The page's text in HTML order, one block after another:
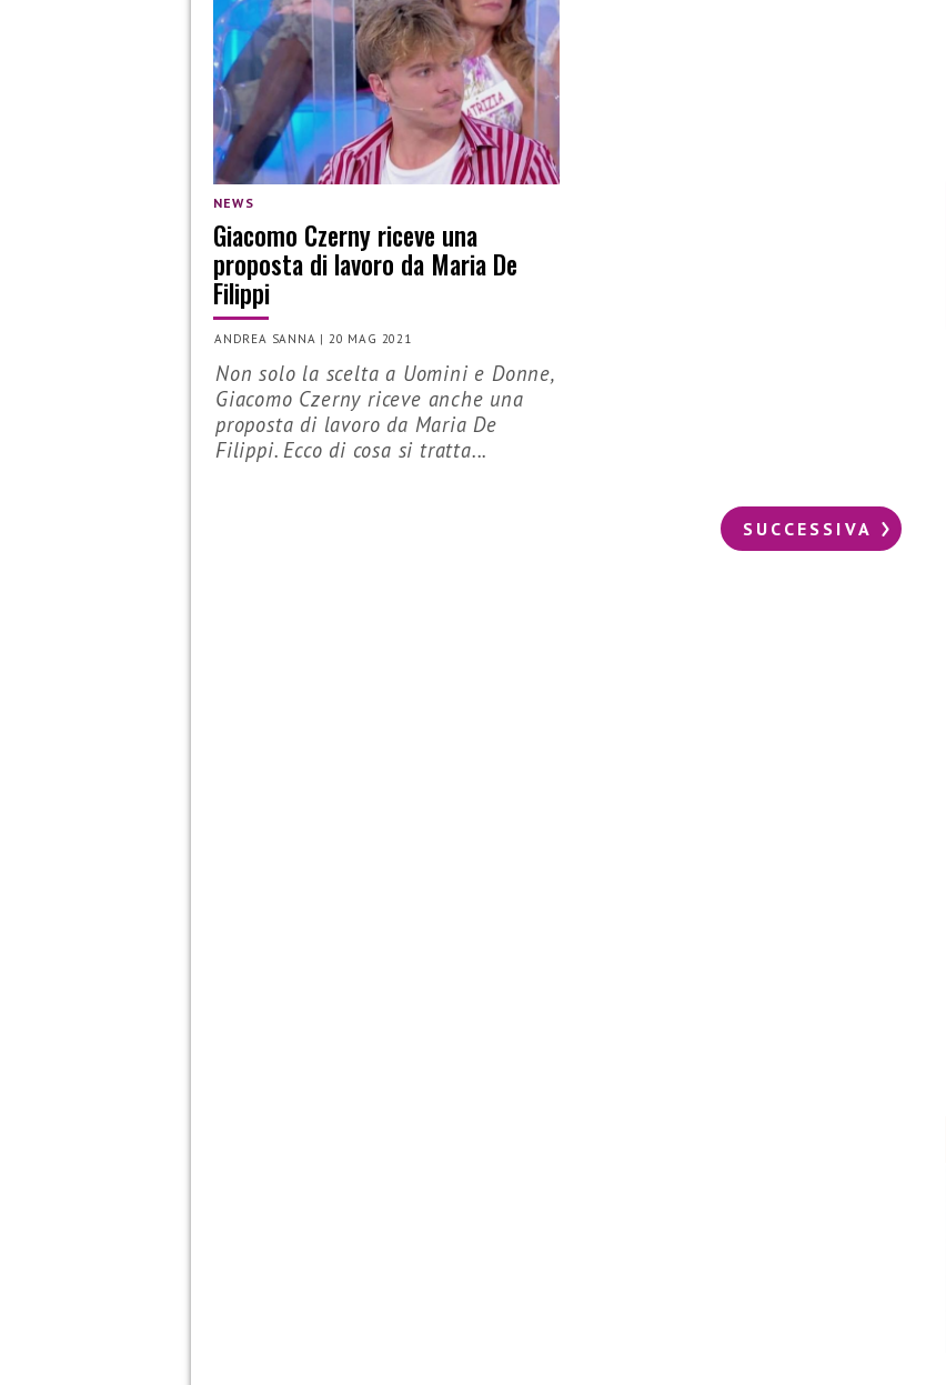
NEWS
Giacomo Czerny riceve una
proposta di lavoro da Maria De
Filippi
ANDREA SANNA |20 MAG 2021
Non solo la scelta a Uomini e Donne,
Giacomo Czerny riceve anche una
proposta di lavoro da Maria De
Filippi. Ecco di cosa si tratta...
SUCCESSIVA